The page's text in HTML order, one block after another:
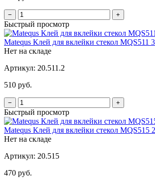
− +
Быстрый просмотр
Matequs Клей для вклейки стекол MQS511
Нет на складе
Артикул: 20.511.2
510 руб.
− +
Быстрый просмотр
Matequs Клей для вклейки стекол MQS515
Нет на складе
Артикул: 20.515
470 руб.